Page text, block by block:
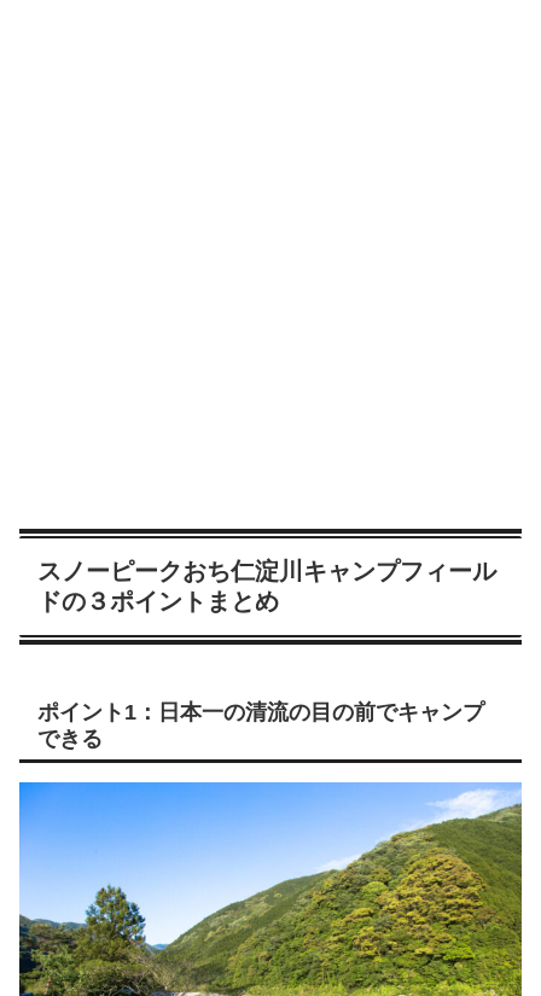
スノーピークおち仁淀川キャンプフィール
ドの３ポイントまとめ
ポイント1：日本一の清流の目の前でキャンプ
できる